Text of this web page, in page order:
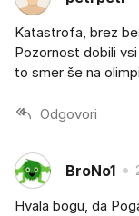
Katastrofa, brez
Pozornost dobili
to smer še na
Odgovori
BroNo1
Hvala bogu, da